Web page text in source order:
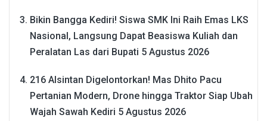
Bikin Bangga Kediri! Siswa SMK Ini Raih Emas LKS
Nasional, Langsung Dapat Beasiswa Kuliah dan
Peralatan Las dari Bupati 5 Agustus 2026
216 Alsintan Digelontorkan! Mas Dhito Pacu
Pertanian Modern, Drone hingga Traktor Siap Ubah
Wajah Sawah Kediri 5 Agustus 2026